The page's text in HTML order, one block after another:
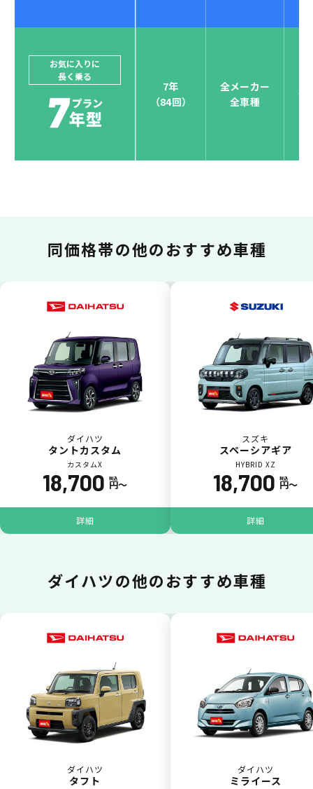
ジョイカルジャパンでは、カーリース決済を国際5大カ
他にはないサービスがクレジットカード決済、賢くポ
イント運用も！
ポイント還元
カードで支払い
普段のお買い物同様、お車の月々利用料をカ
ード払いが可能です。
一括払いが可能
いままで難しかったカーリースの利用料金を
一括（一回）払いで可能。
ポイントが貯まる
お気に入りに
長く乗る
7年
（84回）
全メーカー
全車種
全
同価格帯の他のおすすめ車種
ダイハツ
タントカスタム
カスタムX
18,700 税込
円〜
詳細
スズキ
スペーシアギア
HYBRID XZ
18,700 税込
円〜
詳細
ダイハツの他のおすすめ車種
ダイハツ
タフト
ダイハツ
ミライース